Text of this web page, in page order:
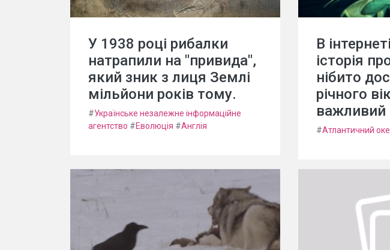
У 1938 році рибалки
натрапили на "привида",
який зник з лиця Землі
мільйони років тому.
#Українське незалежне інформаційне
агентство #Еволюція #Англія
В
історія
нібито
річного
важливий
#Атлантичний